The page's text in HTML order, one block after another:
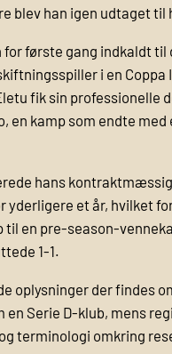
blev han igen udtaget
for første gang indkaldt
i en
fik sin professionelle
en kamp som endte
hans
yderligere et år, hvilket
en pre-season-
1-1.
oplysninger der findes
en Serie D-klub, mens
terminologi omkring